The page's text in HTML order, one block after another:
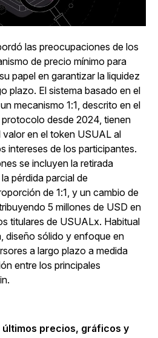
las preocupaciones de los
de precio mínimo para
papel en garantizar la liquidez
plazo. El sistema basado en el
mecanismo 1:1, descrito en el
desde 2024, tienen
en el token USUAL al
intereses de los participantes.
se incluyen la retirada
pérdida parcial de
de 1:1, y un cambio de
5 millones de USD en
titulares de USUALx. Habitual
diseño sólido y enfoque en
a largo plazo a medida
entre los principales
últimos precios, gráficos y